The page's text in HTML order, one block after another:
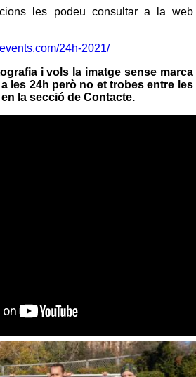
les podeu consultar a la web
24h-2021/
i vols la imatge sense marca
les 24h però no et trobes entre les
la secció de Contacte.